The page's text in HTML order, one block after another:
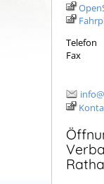
Telefon
Fax